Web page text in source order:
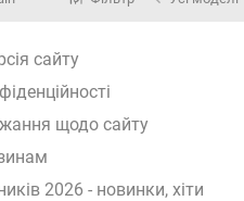
сайту
щодо сайту
2026 - новинки, хіти